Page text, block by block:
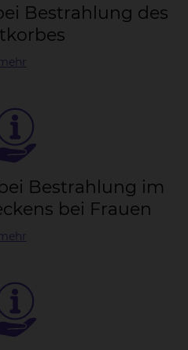
Be­strah­lung des
Be­strah­lung im
bei Frau­en